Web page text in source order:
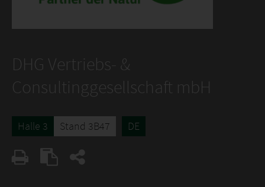
DHG Vertriebs- &
Consultinggesellschaft mbH
Halle 3 Stand 3B47 DE